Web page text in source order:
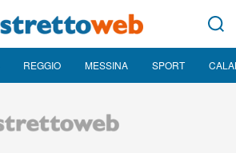
REGGIO MESSINA SPORT